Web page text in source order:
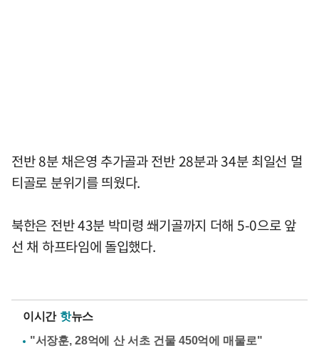
전반 8분 채은영 추가골과 전반 28분과 34분 최일선 멀
티골로 분위기를 띄웠다.
북한은 전반 43분 박미령 쐐기골까지 더해 5-0으로 앞
선 채 하프타임에 돌입했다.
이시간 핫뉴스
"서장훈, 28억에 산 서초 건물 450억에 매물로"